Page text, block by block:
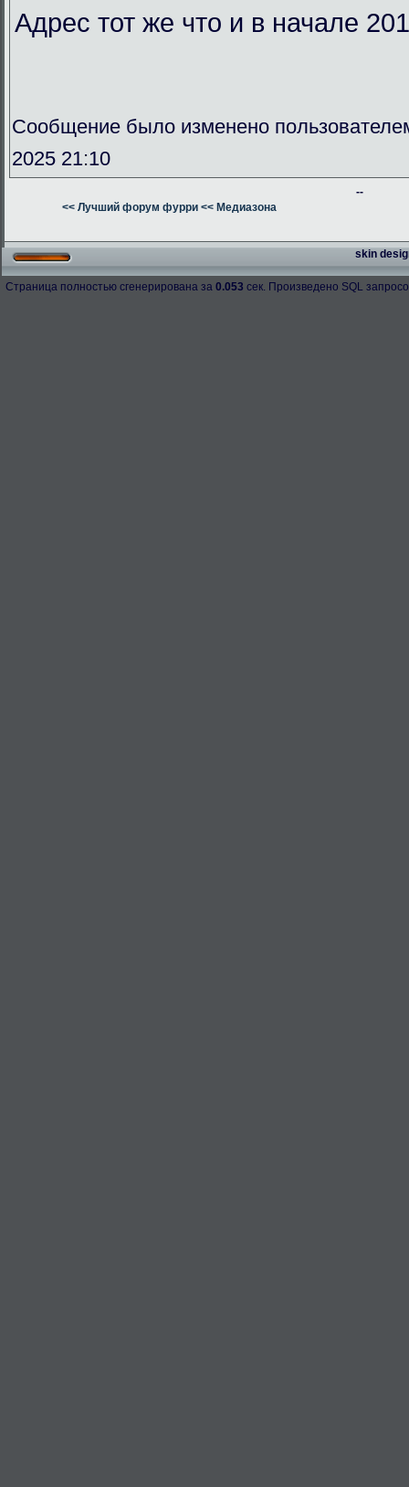
Адрес тот же что и в начале
Сообщение было изменено
2025 21:10
--
<< Лучший форум фурри << Медиазона
skin
Страница полностью сгенерирована за 0.053 сек. Произведено SQL